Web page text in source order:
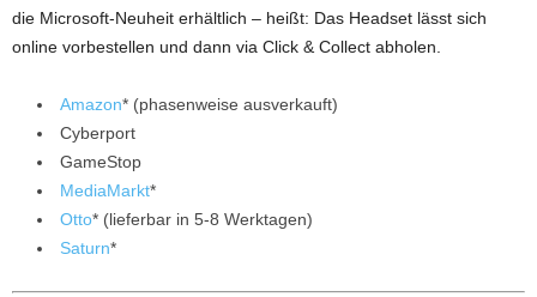
die Microsoft-Neuheit erhältlich – heißt: Das Headset lässt sich
online vorbestellen und dann via Click & Collect abholen.
Amazon* (phasenweise ausverkauft)
Cyberport
GameStop
MediaMarkt*
Otto* (lieferbar in 5-8 Werktagen)
Saturn*